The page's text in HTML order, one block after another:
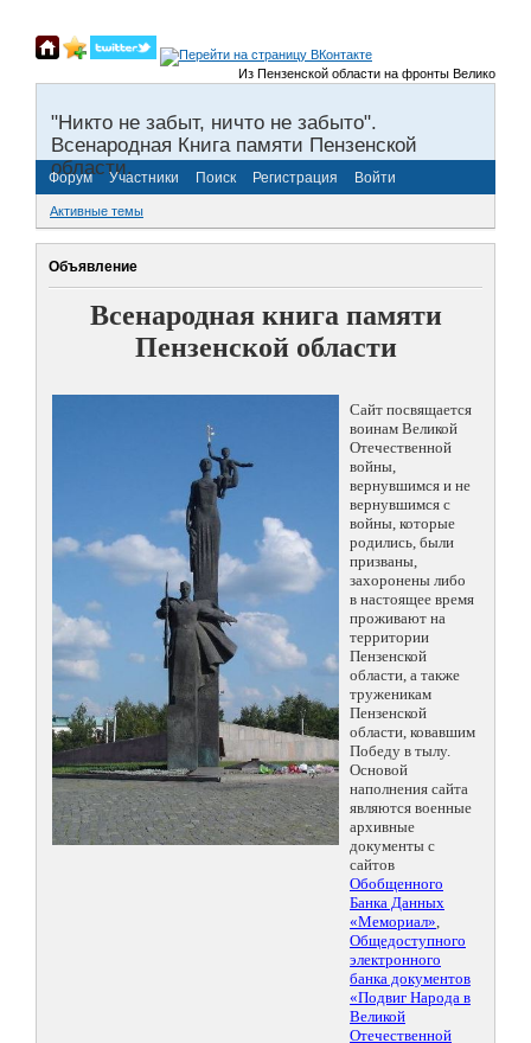
Из Пензенской области на фронты Великой
"Никто не забыт, ничто не забыто".
Всенародная Книга памяти Пензенской
области.
Форум Участники Поиск Регистрация Войти
Активные темы
Объявление
Всенародная книга памяти
Пензенской области
Сайт посвящается
воинам Великой
Отечественной
войны,
вернувшимся и не
вернувшимся с
войны, которые
родились, были
призваны,
захоронены либо
в настоящее время
проживают на
территории
Пензенской
области, а также
труженикам
Пензенской
области, ковавшим
Победу в тылу.
Основой
наполнения сайта
являются военные
архивные
документы с
сайтов
Обобщенного
Банка Данных
«Мемориал»,
Общедоступного
электронного
банка документов
«Подвиг Народа в
Великой
Отечественной